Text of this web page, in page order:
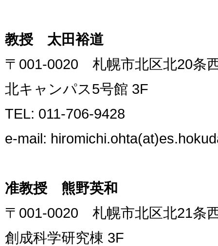
教授 太田裕道
〒001-0020 札幌市北区北20条
北キャンパス5号館 3F
TEL: 011-706-9428
e-mail:
准教授 熊野英和
〒001-0020 札幌市北区北21条
創成科学研究棟 3F